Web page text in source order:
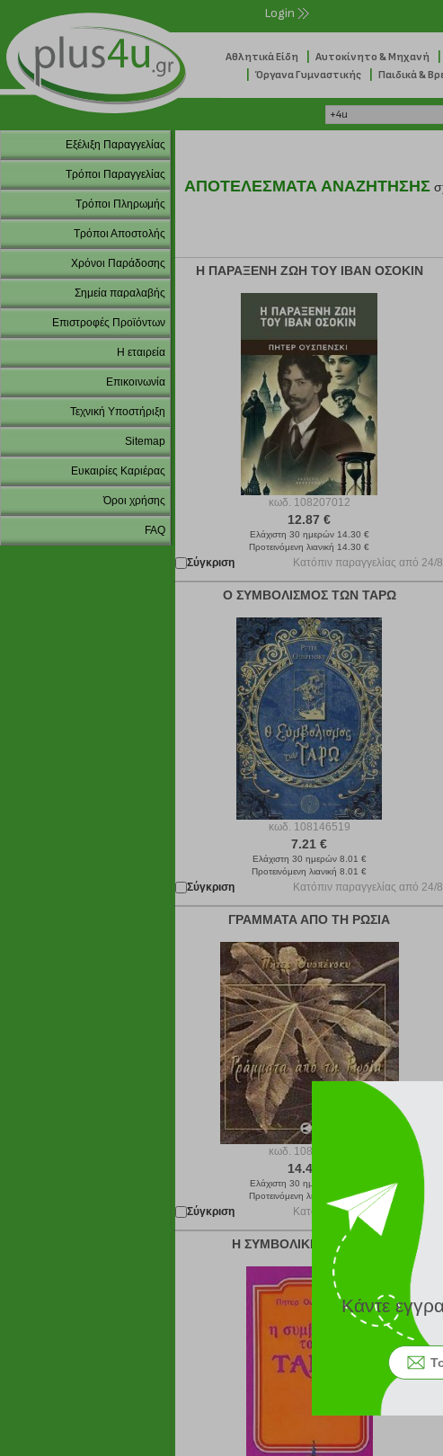
Login
Αθλητικά Είδη Αυτοκίνητο & Μηχανή
Όργανα Γυμναστικής Παιδικά &
Εξέλιξη Παραγγελίας
Τρόποι Παραγγελίας
Τρόποι Πληρωμής
Τρόποι Αποστολής
Χρόνοι Παράδοσης
Σημεία παραλαβής
Επιστροφές Προϊόντων
Η εταιρεία
Επικοινωνία
Τεχνική Υποστήριξη
Sitemap
Ευκαιρίες Καριέρας
Όροι χρήσης
FAQ
ΑΠΟΤΕΛΕΣΜΑΤΑ ΑΝΑΖΗΤΗΣΗΣ
Η ΠΑΡΑΞΕΝΗ ΖΩΗ ΤΟΥ ΙΒΑΝ ΟΣΟΚΙΝ
κωδ. 108207012
12.87 €
Ελάχιστη 30 ημερών 14.30 €
Προτεινόμενη λιανική 14.30 €
Σύγκριση Κατόπιν παραγγελίας από 24/8
Ο ΣΥΜΒΟΛΙΣΜΟΣ ΤΩΝ ΤΑΡΩ
κωδ. 108146519
7.21 €
Ελάχιστη 30 ημερών 8.01 €
Προτεινόμενη λιανική 8.01 €
Σύγκριση Κατόπιν παραγγελίας από 24/8
ΓΡΑΜΜΑΤΑ ΑΠΟ ΤΗ ΡΩΣΙΑ
κωδ. 108035055
14.41 €
Ελάχιστη 30 ημερών 16.01 €
Προτεινόμενη λιανική 16.01 €
Σύγκριση Κατόπιν παραγγελίας από 24/8
Η ΣΥΜΒΟΛΙΚΗ ΤΟΥ ΤΑΡΩ
Κάντε